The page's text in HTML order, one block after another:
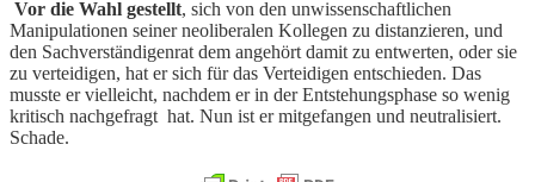
Vor die Wahl gestellt, sich von den unwissenschaftlichen
Manipulationen seiner neoliberalen Kollegen zu distanzieren, und
den Sachverständigenrat dem angehört damit zu entwerten, oder sie
zu verteidigen, hat er sich für das Verteidigen entschieden. Das
musste er vielleicht, nachdem er in der Entstehungsphase so wenig
kritisch nachgefragt hat. Nun ist er mitgefangen und neutralisiert.
Schade.